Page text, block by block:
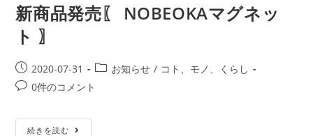
新商品発売〖 NOBEOKAマグネッ
ト 〗
2020-07-31 お知らせ / コト、モノ、くらし
0件のコメント
続きを読む